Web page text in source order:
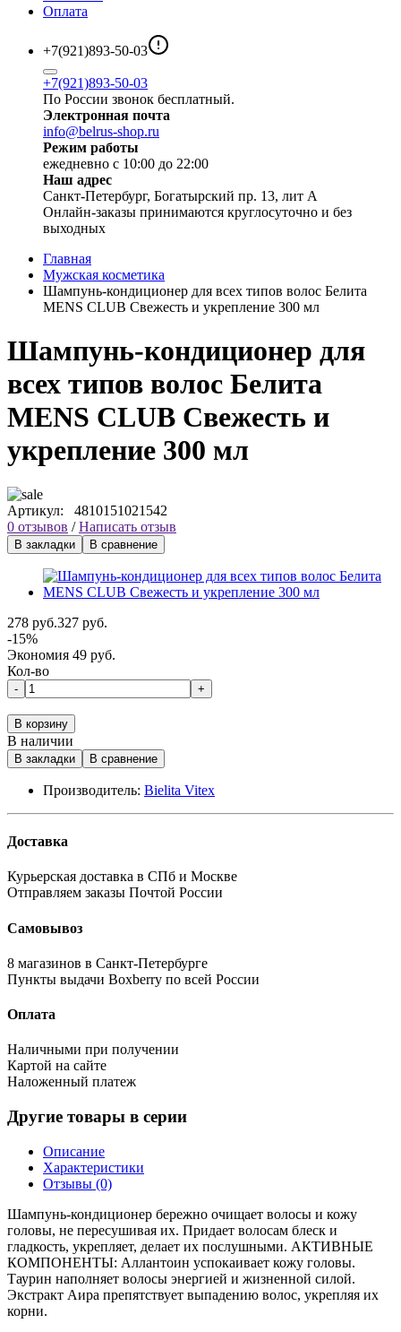
Оплата
+7(921)893-50-03
+7(921)893-50-03
По России звонок бесплатный.
Электронная почта
info@belrus-shop.ru
Режим работы
ежедневно с 10:00 до 22:00
Наш адрес
Санкт-Петербург, Богатырский пр. 13, лит А
Онлайн-заказы принимаются круглосуточно и без
выходных
Главная
Мужская косметика
Шампунь-кондиционер для всех типов волос Белита
MENS CLUB Свежесть и укрепление 300 мл
Шампунь-кондиционер для
всех типов волос Белита
MENS CLUB Свежесть и
укрепление 300 мл
Артикул: 4810151021542
0 отзывов /Написать отзыв
В закладки В сравнение
278 руб.327 руб.
-15%
Экономия 49 руб.
Кол-во
- +
В корзину
В наличии
В закладки В сравнение
Производитель: Bielita Vitex
Доставка
Курьерская доставка в СПб и Москве
Отправляем заказы Почтой России
Самовывоз
8 магазинов в Санкт-Петербурге
Пункты выдачи Boxberry по всей России
Оплата
Наличными при получении
Картой на сайте
Наложенный платеж
Другие товары в серии
Описание
Характеристики
Отзывы (0)
Шампунь-кондиционер бережно очищает волосы и кожу
головы, не пересушивая их. Придает волосам блеск и
гладкость, укрепляет, делает их послушными. АКТИВНЫЕ
КОМПОНЕНТЫ: Аллантоин успокаивает кожу головы.
Таурин наполняет волосы энергией и жизненной силой.
Экстракт Аира препятствует выпадению волос, укрепляя их
корни.